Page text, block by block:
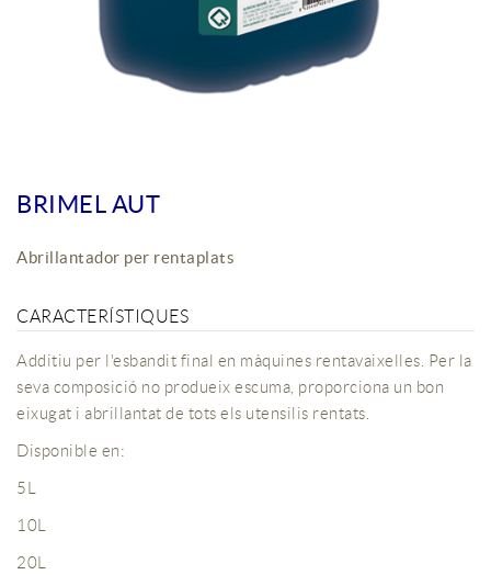
BRIMEL AUT
Abrillantador per rentaplats
CARACTERÍSTIQUES
Additiu per l'esbandit final en màquines rentavaixelles. Per la
seva composició no produeix escuma, proporciona un bon
eixugat i abrillantat de tots els utensilis rentats.
Disponible en:
5L
10L
20L